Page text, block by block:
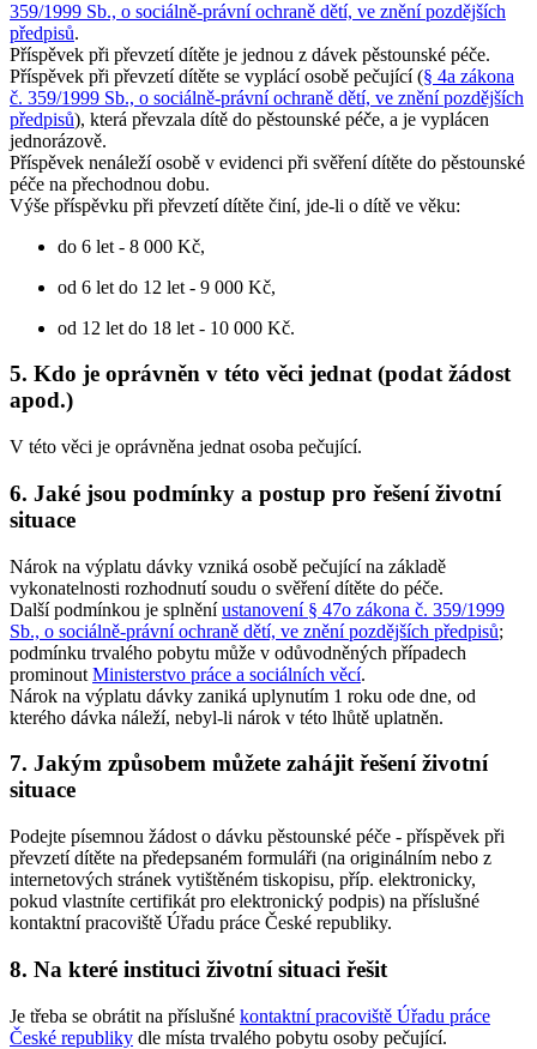
359/1999 Sb., o sociálně-právní ochraně dětí, ve znění pozdějších
předpisů.
Příspěvek při převzetí dítěte je jednou z dávek pěstounské péče.
Příspěvek při převzetí dítěte se vyplácí osobě pečující (§ 4a zákona
č. 359/1999 Sb., o sociálně-právní ochraně dětí, ve znění pozdějších
předpisů), která převzala dítě do pěstounské péče, a je vyplácen
jednorázově.
Příspěvek nenáleží osobě v evidenci při svěření dítěte do pěstounské
péče na přechodnou dobu.
Výše příspěvku při převzetí dítěte činí, jde-li o dítě ve věku:
do 6 let - 8 000 Kč,
od 6 let do 12 let - 9 000 Kč,
od 12 let do 18 let - 10 000 Kč.
5. Kdo je oprávněn v této věci jednat (podat žádost
apod.)
V této věci je oprávněna jednat osoba pečující.
6. Jaké jsou podmínky a postup pro řešení životní
situace
Nárok na výplatu dávky vzniká osobě pečující na základě
vykonatelnosti rozhodnutí soudu o svěření dítěte do péče.
Další podmínkou je splněníustanovení § 47o zákona č. 359/1999
Sb., o sociálně-právní ochraně dětí, ve znění pozdějších předpisů;
podmínku trvalého pobytu může v odůvodněných případech
prominout Ministerstvo práce a sociálních věcí.
Nárok na výplatu dávky zaniká uplynutím 1 roku ode dne, od
kterého dávka náleží, nebyl-li nárok v této lhůtě uplatněn.
7. Jakým způsobem můžete zahájit řešení životní
situace
Podejte písemnou žádost o dávku pěstounské péče - příspěvek při
převzetí dítěte na předepsaném formuláři (na originálním nebo z
internetových stránek vytištěném tiskopisu, příp. elektronicky,
pokud vlastníte certifikát pro elektronický podpis) na příslušné
kontaktní pracoviště Úřadu práce České republiky.
8. Na které instituci životní situaci řešit
Je třeba se obrátit na příslušné kontaktní pracoviště Úřadu práce
České republiky dle místa trvalého pobytu osoby pečující.